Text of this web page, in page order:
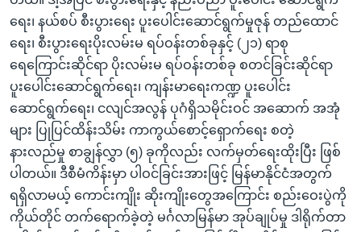
ရန်ရေး၊ နယ်စပ် စီးပွားရေး ပူးပေါင်းဆောင်ရွက်မှုဇုန် တည်ထောင်
ရေး၊ စီးပွားရေးပိုးလမ်းမ ရပ်ဝန်းတစ်ခုနှင့် (၂၁) ရာစု
ရေကြောင်းဆိုင်ရာ ပိုးလမ်းမ ရပ်ဝန်းတစ်ခု စတင်ခြင်းဆိုင်ရာ
ပူးပေါင်းဆောင်ရွက်ရေး၊ ကျန်းမာရေးကဏ္ဍ ပူးပေါင်း
ဆောင်ရွက်ရေး၊ ငလျင်အလွန် ပုဂံရှိသမိုင်းဝင် အဆောက် အအုံ
များ ပြုပြင်ထိန်းသိမ်း ကာကွယ်စောင့်ရှောက်ရေး စတဲ့
နားလည်မှု စာချွန်လွှာ (၅) ခုကိုလည်း လက်မှတ်ရေးထိုးပြီး ဖြစ်
ပါတယ်။ ဒီစီမံကိန်းမှာ ပါဝင်ခြင်းအားဖြင့် မြန်မာနိုင်ငံအတွက်
ရရှိလာမယ့် ကောင်းကျိုး ဆိုးကျိုးတွေအကြောင်း စည်းဝေးပွဲကို
ကိုယ်တိုင် တက်ရောက်ခဲ့တဲ့ မင်္ဂလာမြန်မာ အုပ်ချုပ်မှု ဒါရိုက်တာ